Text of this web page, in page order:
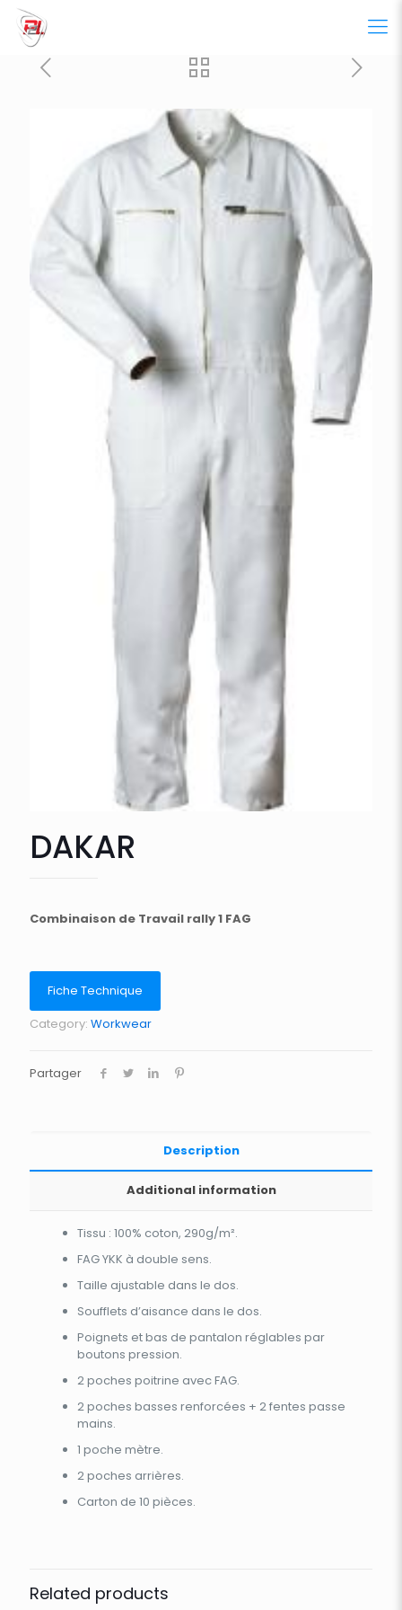
DAKAR
Combinaison de Travail rally 1 FAG
Fiche Technique
Category: Workwear
Partager
Description
Additional information
Tissu : 100% coton, 290g/m².
FAG YKK à double sens.
Taille ajustable dans le dos.
Soufflets d’aisance dans le dos.
Poignets et bas de pantalon réglables par
boutons pression.
2 poches poitrine avec FAG.
2 poches basses renforcées + 2 fentes passe
mains.
1 poche mètre.
2 poches arrières.
Carton de 10 pièces.
Related products